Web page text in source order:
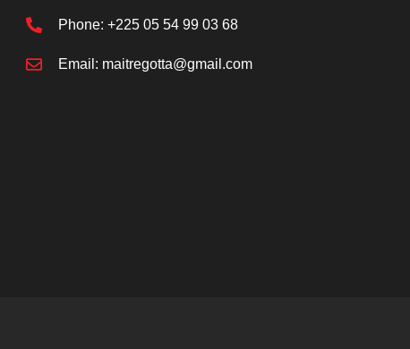
Phone: +225 05 54 99 03 68
Email: maitregotta@gmail.com